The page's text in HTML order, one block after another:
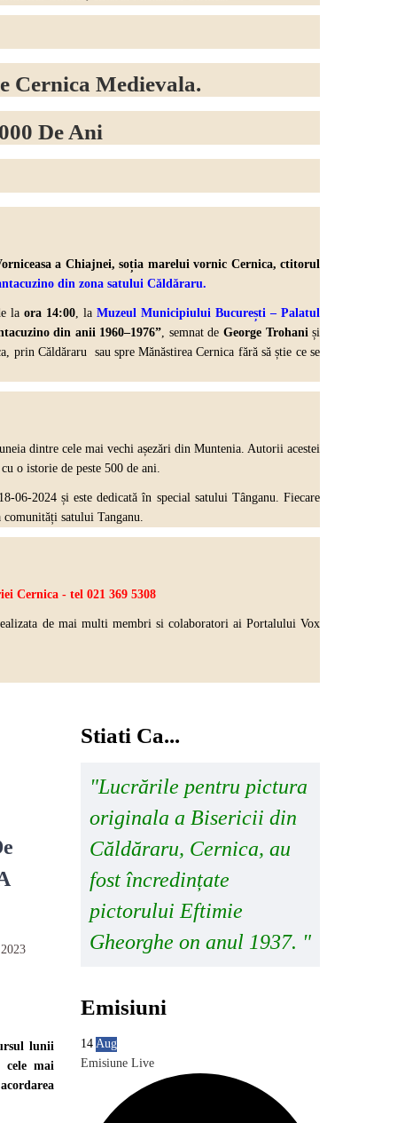
Cernica Medievala.
De Ani
a Chiajnei, soția marelui vornic Cernica, ctitorul
din zona satului Căldăraru.
la ora 14:00, la Muzeul Municipiului București – Palatul
din anii 1960–1976”, semnat de George Trohaniși
prin Căldăraru sau spre Mănăstirea Cernica fără să știe ce se
dintre cele mai vechi așezări din Muntenia. Autorii acestei
o istorie de peste 500 de ani.
06-2024 și este dedicată în special satului Tânganu. Fiecare
satului Tanganu.
Cernica - tel 021 369 5308
de mai multi membri si colaboratori ai Portalului Vox
lunii
mai
Stiati Ca...
"Lucrările pentru pictura
originala a Bisericii din
Căldăraru, Cernica, au
fost încredințate
pictorului Eftimie
Gheorghe on anul 1937. "
Emisiuni
14 Aug
Emisiune Live